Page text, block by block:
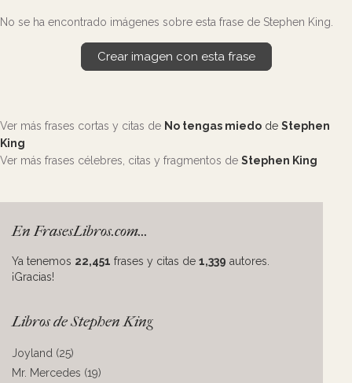
No se ha encontrado imágenes sobre esta frase de Stephen King.
Crear imagen con esta frase
Ver más frases cortas y citas de No tengas miedo de Stephen
King
Ver más frases célebres, citas y fragmentos de Stephen King
En FrasesLibros.com...
Ya tenemos 22,451 frases y citas de 1,339 autores.
¡Gracias!
Libros de Stephen King
Joyland (25)
Mr. Mercedes (19)